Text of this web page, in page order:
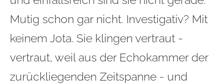
Mutig schon gar nicht. Investigativ? Mit
keinem Jota. Sie klingen vertraut -
vertraut, weil aus der Echokammer der
zurückliegenden Zeitspanne - und